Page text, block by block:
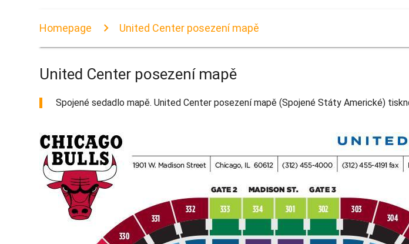
Homepage United Center posezení mapě
United Center posezení mapě
Spojené sedadlo mapě. United Center posezení mapě (Spojené Státy Americké)